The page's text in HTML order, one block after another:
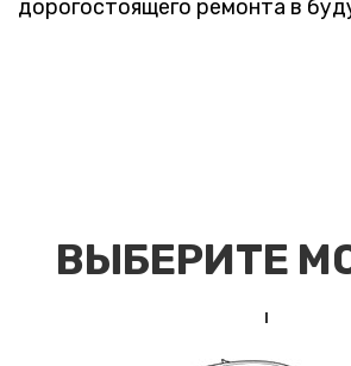
дорогостоящего ремонта в
ВЫБЕРИТЕ